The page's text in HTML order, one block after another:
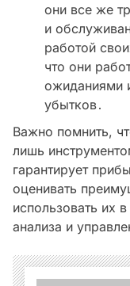
они все же
и
работой
что они
ожиданиями
убытков․
Важно помнить,
лишь
гарантирует
оценивать
использовать их
анализа и